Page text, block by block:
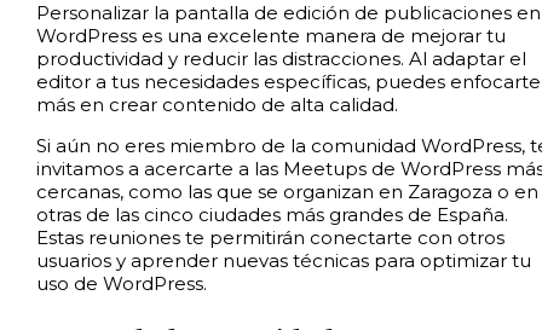
Personalizar la pantalla de edición de publicaciones en
WordPress es una excelente manera de mejorar tu
productividad y reducir las distracciones. Al adaptar el
editor a tus necesidades específicas, puedes enfocarte
más en crear contenido de alta calidad.
Si aún no eres miembro de la comunidad WordPress,
invitamos a acercarte a las Meetups de WordPress
cercanas, como las que se organizan en Zaragoza o en
otras de las cinco ciudades más grandes de España.
Estas reuniones te permitirán conectarte con otros
usuarios y aprender nuevas técnicas para optimizar tu
uso de WordPress.